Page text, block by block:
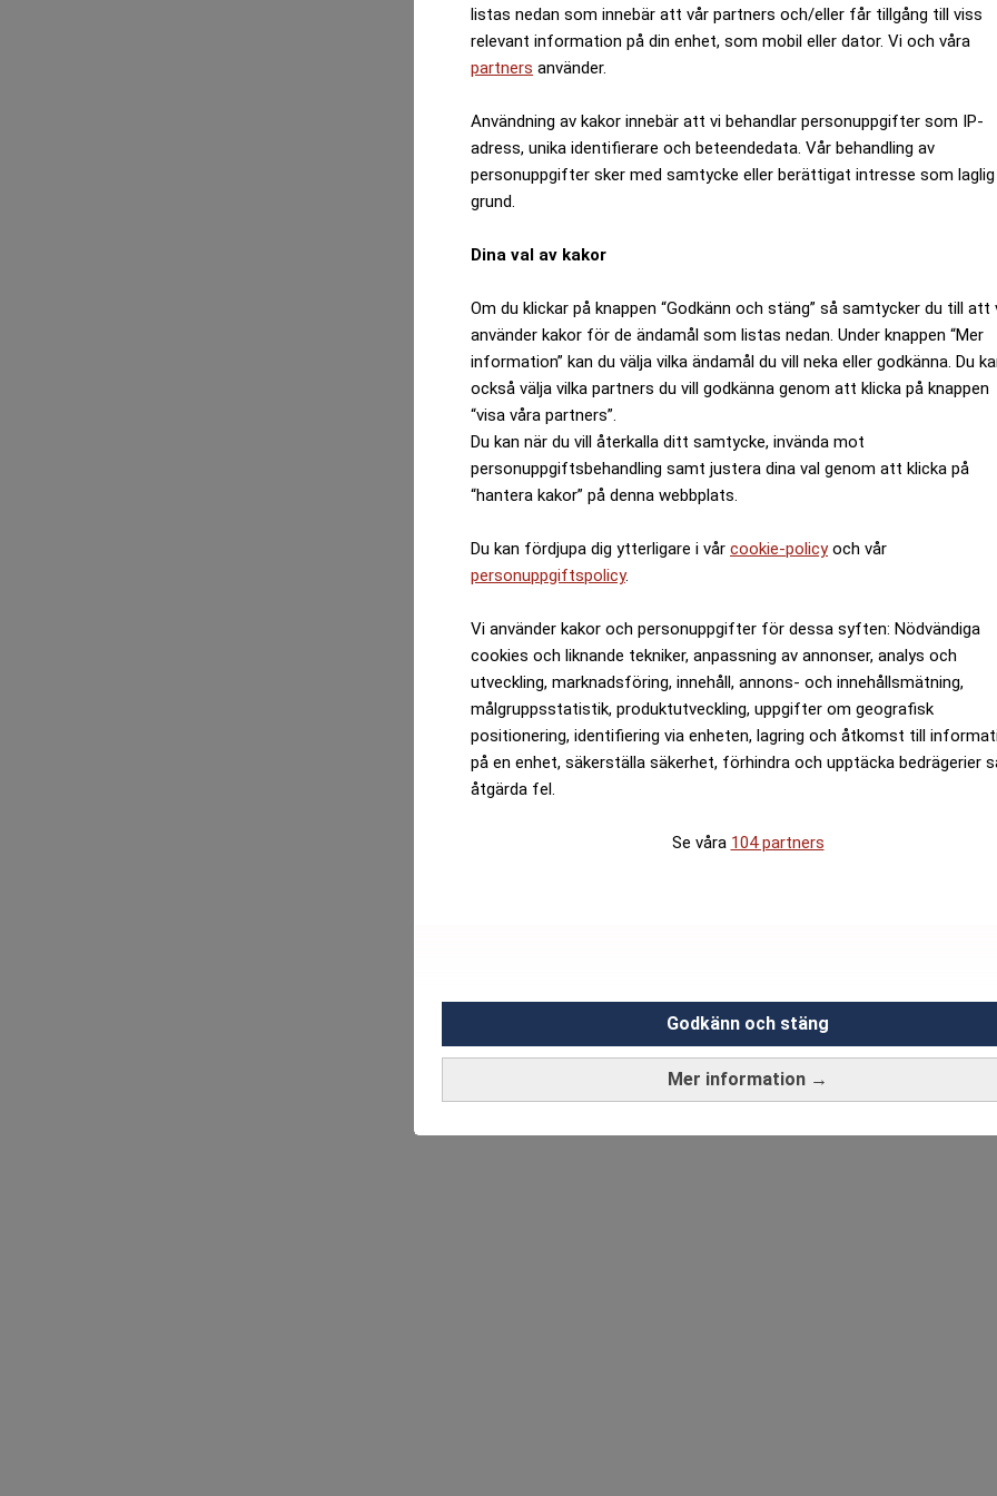
listas nedan som innebär att vår partners och/eller får tillgång till viss
relevant information på din enhet, som mobil eller dator. Vi och våra
partners använder.
Användning av kakor innebär att vi behandlar personuppgifter som IP-
adress, unika identifierare och beteendedata. Vår behandling av
personuppgifter sker med samtycke eller berättigat intresse som laglig
grund.
Dina val av kakor
Om du klickar på knappen “Godkänn och stäng” så samtycker du till att
använder kakor för de ändamål som listas nedan. Under knappen “Mer
information” kan du välja vilka ändamål du vill neka eller godkänna. Du
också välja vilka partners du vill godkänna genom att klicka på knappen
“visa våra partners”.
Du kan när du vill återkalla ditt samtycke, invända mot
personuppgiftsbehandling samt justera dina val genom att klicka på
“hantera kakor” på denna webbplats.
Du kan fördjupa dig ytterligare i vår cookie-policyoch vår
personuppgiftspolicy.
Vi använder kakor och personuppgifter för dessa syften: Nödvändiga
cookies och liknande tekniker, anpassning av annonser, analys och
utveckling, marknadsföring, innehåll, annons- och innehållsmätning,
målgruppsstatistik, produktutveckling, uppgifter om geografisk
positionering, identifiering via enheten, lagring och åtkomst till
på en enhet, säkerställa säkerhet, förhindra och upptäcka bedrägerier
åtgärda fel.
Se våra 104 partners
Mer information →
Godkänn och stäng